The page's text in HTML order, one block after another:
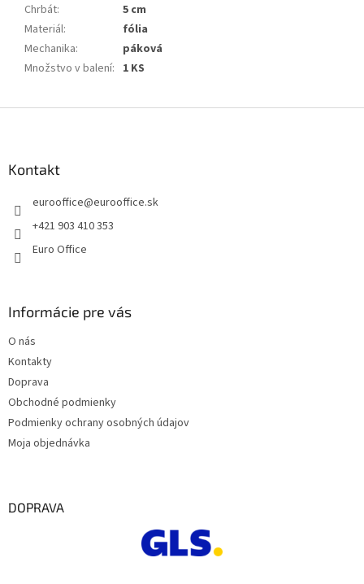
Chrbát:
5 cm
Materiál:
fólia
Mechanika:
páková
Množstvo v balení: 1 KS
Kontakt
eurooffice@eurooffice.sk
+421 903 410 353
Euro Office
Informácie pre vás
O nás
Kontakty
Doprava
Obchodné podmienky
Podmienky ochrany osobných údajov
Moja objednávka
DOPRAVA